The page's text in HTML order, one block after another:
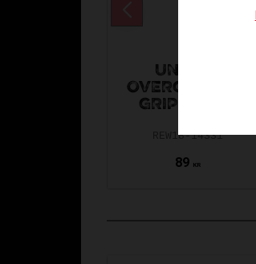
UNIHOC
OVERGRIP TOP
GRIP BLACK
REW18-14331
89 KR